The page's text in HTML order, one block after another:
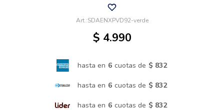
SDAENXPVD92-verde
$ 4.990
hasta en 6 cuotas de $ 832
hasta en 6 cuotas de $ 832
hasta en 6 cuotas de $ 832
Muebles de exterior